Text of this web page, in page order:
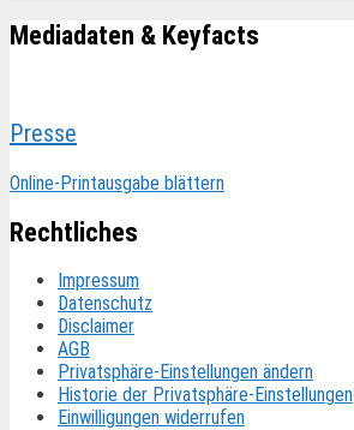
Mediadaten & Keyfacts
Presse
Online-Printausgabe blättern
Rechtliches
Impressum
Datenschutz
Disclaimer
AGB
Privatsphäre-Einstellungen ändern
Historie der Privatsphäre-Einstellungen
Einwilligungen widerrufen